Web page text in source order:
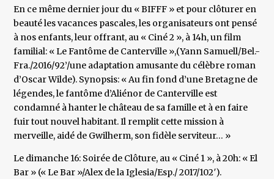
En ce même dernier jour du « BIFFF » et pour clôturer en
beauté les vacances pascales, les organisateurs ont pensé
à nos enfants, leur offrant, au « Ciné 2 », à 14h, un film
familial: « Le Fantôme de Canterville »,(Yann Samuell/Bel.-
Fra./2016/92’/une adaptation amusante du célèbre roman
d’Oscar Wilde). Synopsis: « Au fin fond d’une Bretagne de
légendes, le fantôme d’Aliénor de Canterville est
condamné à hanter le château de sa famille et à en faire
fuir tout nouvel habitant. Il remplit cette mission à
merveille, aidé de Gwilherm, son fidèle serviteur… »
Le dimanche 16: Soirée de Clôture, au « Ciné 1 », à 20h: « El
Bar » (« Le Bar »/Alex de la Iglesia/Esp./ 2017/102′).